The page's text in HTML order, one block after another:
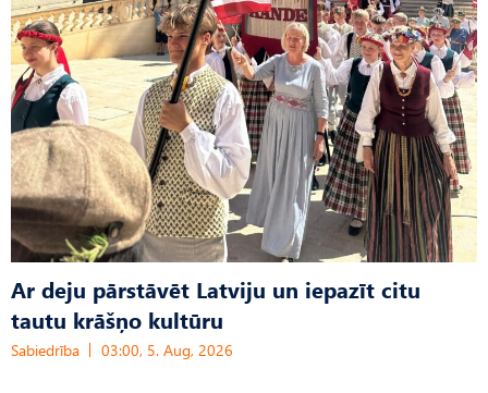
Ar deju pārstāvēt Latviju un iepazīt citu
tautu krāšņo kultūru
Sabiedrība 03:00, 5. Aug, 2026